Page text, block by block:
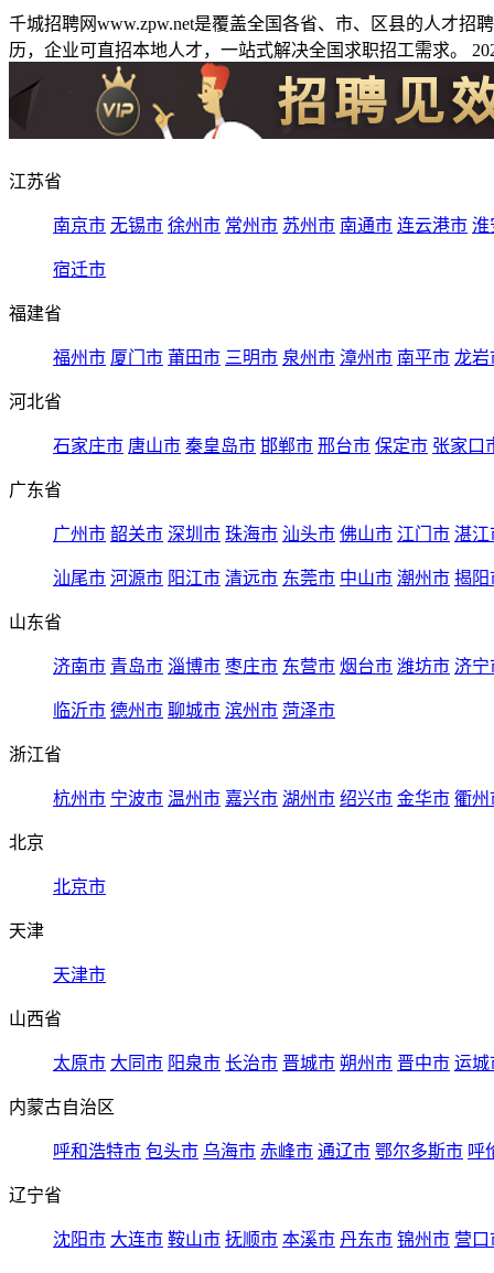
千城招聘网www.zpw.net是覆盖全国各省、市、区县的人才
历，企业可直招本地人才，一站式解决全国求职招工需求。
江苏省
南京市 无锡市 徐州市 常州市 苏州市 南通市 连云港市 淮
宿迁市
福建省
福州市 厦门市 莆田市 三明市 泉州市 漳州市 南平市 龙岩
河北省
石家庄市 唐山市 秦皇岛市 邯郸市 邢台市 保定市 张家口
广东省
广州市 韶关市 深圳市 珠海市 汕头市 佛山市 江门市 湛江
汕尾市 河源市 阳江市 清远市 东莞市 中山市 潮州市 揭阳
山东省
济南市 青岛市 淄博市 枣庄市 东营市 烟台市 潍坊市 济宁
临沂市 德州市 聊城市 滨州市 菏泽市
浙江省
杭州市 宁波市 温州市 嘉兴市 湖州市 绍兴市 金华市 衢州
北京
北京市
天津
天津市
山西省
太原市 大同市 阳泉市 长治市 晋城市 朔州市 晋中市 运城
内蒙古自治区
呼和浩特市 包头市 乌海市 赤峰市 通辽市 鄂尔多斯市 呼
辽宁省
沈阳市 大连市 鞍山市 抚顺市 本溪市 丹东市 锦州市 营口